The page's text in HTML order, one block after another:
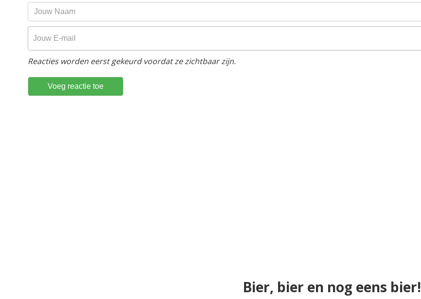
Reacties worden eerst gekeurd voordat ze zichtbaar zijn.
Bier, bier en nog eens bier!